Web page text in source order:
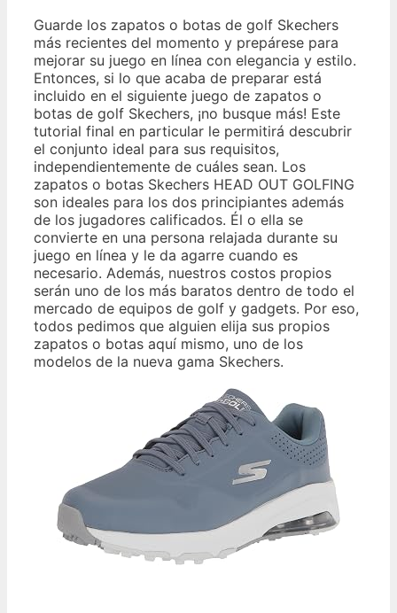
Guarde los zapatos o botas de golf Skechers
más recientes del momento y prepárese para
mejorar su juego en línea con elegancia y estilo.
Entonces, si lo que acaba de preparar está
incluido en el siguiente juego de zapatos o
botas de golf Skechers, ¡no busque más! Este
tutorial final en particular le permitirá descubrir
el conjunto ideal para sus requisitos,
independientemente de cuáles sean. Los
zapatos o botas Skechers HEAD OUT GOLFING
son ideales para los dos principiantes además
de los jugadores calificados. Él o ella se
convierte en una persona relajada durante su
juego en línea y le da agarre cuando es
necesario. Además, nuestros costos propios
serán uno de los más baratos dentro de todo el
mercado de equipos de golf y gadgets. Por eso,
todos pedimos que alguien elija sus propios
zapatos o botas aquí mismo, uno de los
modelos de la nueva gama Skechers.